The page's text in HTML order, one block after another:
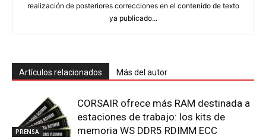
realización de posteriores correcciones en el contenido de texto
ya publicado...
Artículos relacionados Más del autor
PRENSA
CORSAIR ofrece más RAM destinada a
estaciones de trabajo: los kits de
memoria WS DDR5 RDIMM ECC